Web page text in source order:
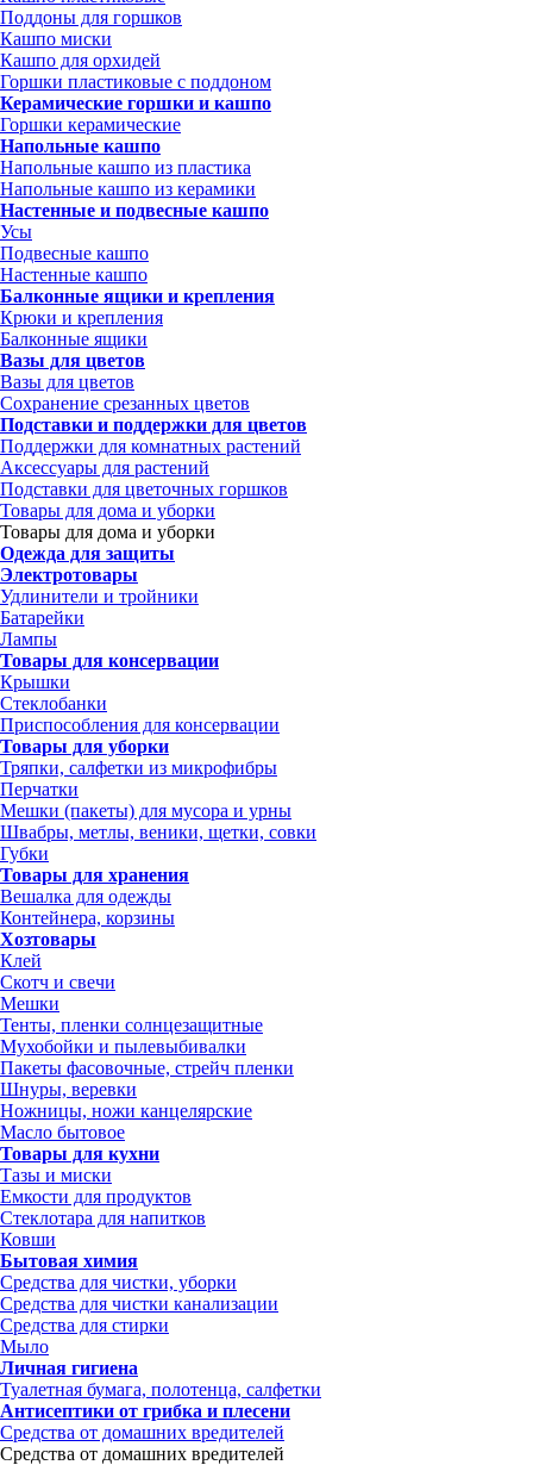
Поддоны для горшков
Кашпо миски
Кашпо для орхидей
Горшки пластиковые с поддоном
Керамические горшки и кашпо
Горшки керамические
Напольные кашпо
Напольные кашпо из пластика
Напольные кашпо из керамики
Настенные и подвесные кашпо
Усы
Подвесные кашпо
Настенные кашпо
Балконные ящики и крепления
Крюки и крепления
Балконные ящики
Вазы для цветов
Вазы для цветов
Сохранение срезанных цветов
Подставки и поддержки для цветов
Поддержки для комнатных растений
Аксессуары для растений
Подставки для цветочных горшков
Товары для дома и уборки
Товары для дома и уборки
Одежда для защиты
Электротовары
Удлинители и тройники
Батарейки
Лампы
Товары для консервации
Крышки
Стеклобанки
Приспособления для консервации
Товары для уборки
Тряпки, салфетки из микрофибры
Перчатки
Мешки (пакеты) для мусора и урны
Швабры, метлы, веники, щетки, совки
Губки
Товары для хранения
Вешалка для одежды
Контейнера, корзины
Хозтовары
Клей
Скотч и свечи
Мешки
Тенты, пленки солнцезащитные
Мухобойки и пылевыбивалки
Пакеты фасовочные, стрейч пленки
Шнуры, веревки
Ножницы, ножи канцелярские
Масло бытовое
Товары для кухни
Тазы и миски
Емкости для продуктов
Стеклотара для напитков
Ковши
Бытовая химия
Средства для чистки, уборки
Средства для чистки канализации
Средства для стирки
Мыло
Личная гигиена
Туалетная бумага, полотенца, салфетки
Антисептики от грибка и плесени
Средства от домашних вредителей
Средства от домашних вредителей